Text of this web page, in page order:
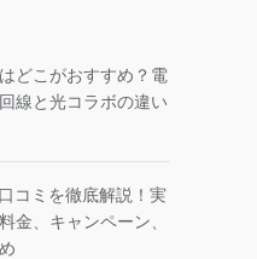
どこがおすすめ？電
線と光コラボの違い
コミを徹底解説！実
金、キャンペーン、